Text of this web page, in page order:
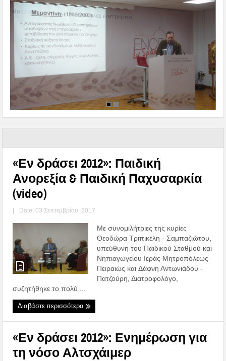
«Εν δράσει 2012»: Παιδική
Ανορεξία & Παιδική Παχυσαρκία
(video)
| Date: 03 Σεπτεμβρίου, 2017
Με συνομιλήτριες της κυρίες
Θεοδώρα Τριπικέλη - Σαμπαζιώτου,
υπεύθυνη του Παιδικού Σταθμού και
Νηπιαγωγείου Ιεράς Μητροπόλεως
Πειραιώς και Δάφνη Αντωνιάδου -
Πατζούρη, Διατροφολόγο,
συζητήθηκε το πολύ ...
Διαβάστε περισσότερα
«Εν δράσει 2012»: Ενημέρωση για
τη νόσο Αλτσχάιμερ